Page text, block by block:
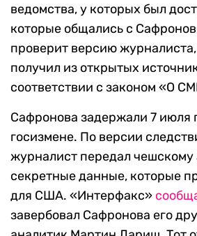
ведомства, у которых был
которые общались с
проверит версию
получил из открытых
соответствии с законом «О
Сафронова задержали 7 июля
госизмене. По версии
журналист передал чешскому
секретные данные, которые
для США. «Интерфакс»
завербовал Сафронова его